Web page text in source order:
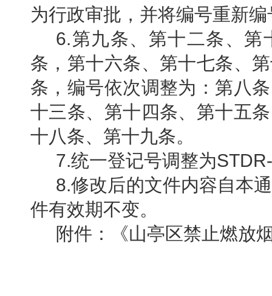
为行政审批，并将编号重新
6.第九条、第十二条、第
条，第十六条、第十七条、
条，编号依次调整为：第八
十三条、第十四条、第十五
十八条、第十九条。
7.统一登记号调整为
8.修改后的文件内容自本
件有效期不变。
附件：《山亭区禁止燃放